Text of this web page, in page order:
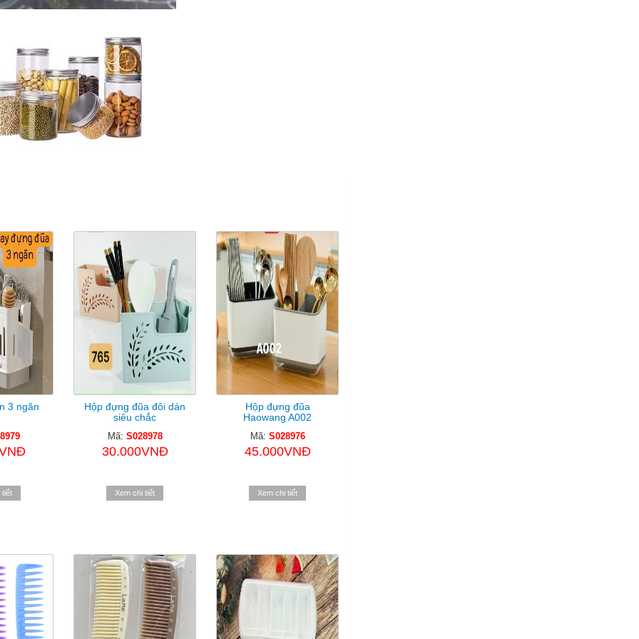
3 ngăn
tiết
Hộp đựng đũa đôi dán
siêu chắc
Mã: S028978
30.000VNĐ
Xem chi tiết
Hộp đựng đũa
Haowang A002
Mã: S028976
45.000VNĐ
Xem chi tiết